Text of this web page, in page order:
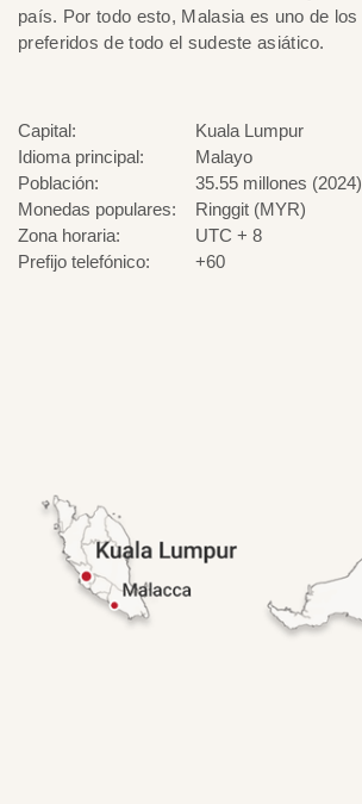
país. Por todo esto, Malasia es uno de los
preferidos de todo el sudeste asiático.
Capital:
Kuala Lumpur
Idioma principal:
Malayo
Población:
35.55 millones (2024)
Monedas populares:
Ringgit (MYR)
Zona horaria:
UTC + 8
Prefijo telefónico:
+60